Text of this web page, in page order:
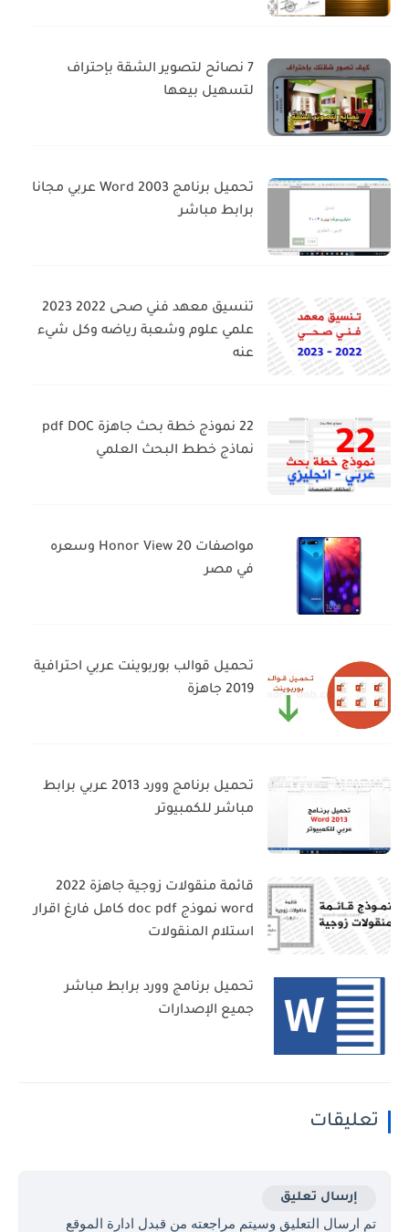
7 نصائح لتصوير الشقة بإحتراف
لتسهيل بيعها
تحميل برنامج Word 2003 عربي مجانا
برابط مباشر
تنسيق معهد فني صحى 2022 2023
علمي علوم وشعبة رياضه وكل شيء
عنه
22 نموذج خطة بحث جاهزة pdf DOC
نماذج خطط البحث العلمي
مواصفات Honor View 20 وسعره
في مصر
تحميل قوالب بوربوينت عربي احترافية
2019 جاهزة
تحميل برنامج وورد 2013 عربي برابط
مباشر للكمبيوتر
قائمة منقولات زوجية جاهزة 2022
word نموذج doc pdf كامل فارغ اقرار
استلام المنقولات
تحميل برنامج وورد برابط مباشر
جميع الإصدارات
تعليقات
إرسال تعليق
تم ارسال التعليق وسيتم مراجعته من قبدل ادارة الموقع